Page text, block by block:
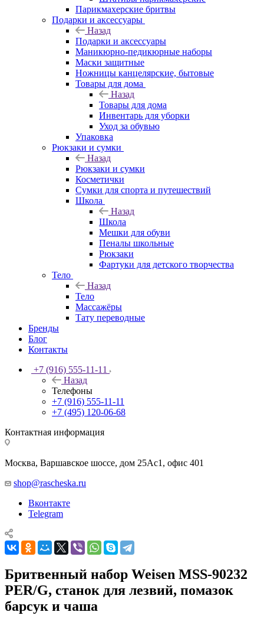
Парикмахерские бритвы
Подарки и аксессуары
Назад
Подарки и аксессуары
Маникюрно-педикюрные наборы
Маски защитные
Ножницы канцелярские, бытовые
Товары для дома
Назад
Товары для дома
Инвентарь для уборки
Уход за обувью
Упаковка
Рюкзаки и сумки
Назад
Рюкзаки и сумки
Косметички
Сумки для спорта и путешествий
Школа
Назад
Школа
Мешки для обуви
Пеналы школьные
Рюкзаки
Фартуки для детского творчества
Тело
Назад
Тело
Массажёры
Тату переводные
Бренды
Блог
Контакты
+7 (916) 555-11-11
Назад
Телефоны
+7 (916) 555-11-11
+7 (495) 120-06-68
Контактная информация
Москва, Варшавское шоссе, дом 25Аc1, офис 401
shop@rascheska.ru
Вконтакте
Telegram
Бритвенный набор Weisen MSS-90232
PER/G, станок для лезвий, помазок
барсук и чаша